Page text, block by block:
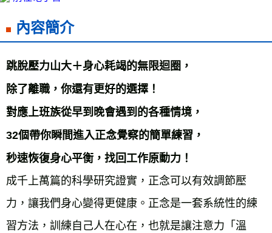
每筆NT$70，滿NT$799(含以上)免運費
每筆NT$200，滿NT$99,999(含以上)免運費
海外叢書運費
雜誌海外運費
數位商品海外免運
內容簡介
跳脫壓力山大＋身心耗竭的無限迴圈，
除了離職，你還有更好的選擇！
對應上班族從早到晚會遇到的各種情境，
32個帶你瞬間進入正念覺察的簡單練習，
秒速恢復身心平衡，找回工作原動力！
成千上萬篇的科學研究證實，正念可以有效調節壓
力，讓我們身心變得更健康。正念是一套系統性的練
習方法，訓練自己人在心在，也就是讓注意力「溫